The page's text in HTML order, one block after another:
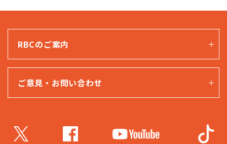
RBCのご案内
ご意見・お問い合わせ